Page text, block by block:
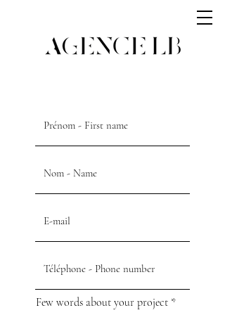
Few words about your project